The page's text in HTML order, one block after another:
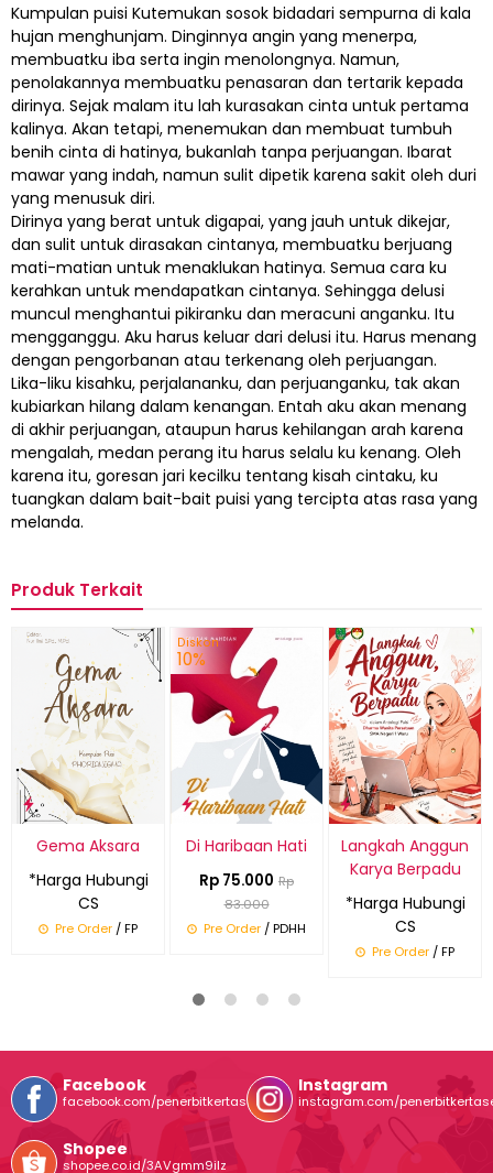
Kumpulan puisi Kutemukan sosok bidadari sempurna di kala
hujan menghunjam. Dinginnya angin yang menerpa,
membuatku iba serta ingin menolongnya. Namun,
penolakannya membuatku penasaran dan tertarik kepada
dirinya. Sejak malam itu lah kurasakan cinta untuk pertama
kalinya. Akan tetapi, menemukan dan membuat tumbuh
benih cinta di hatinya, bukanlah tanpa perjuangan. Ibarat
mawar yang indah, namun sulit dipetik karena sakit oleh duri
yang menusuk diri.
Dirinya yang berat untuk digapai, yang jauh untuk dikejar,
dan sulit untuk dirasakan cintanya, membuatku berjuang
mati-matian untuk menaklukan hatinya. Semua cara ku
kerahkan untuk mendapatkan cintanya. Sehingga delusi
muncul menghantui pikiranku dan meracuni anganku. Itu
mengganggu. Aku harus keluar dari delusi itu. Harus menang
dengan pengorbanan atau terkenang oleh perjuangan.
Lika-liku kisahku, perjalananku, dan perjuanganku, tak akan
kubiarkan hilang dalam kenangan. Entah aku akan menang
di akhir perjuangan, ataupun harus kehilangan arah karena
mengalah, medan perang itu harus selalu ku kenang. Oleh
karena itu, goresan jari kecilku tentang kisah cintaku, ku
tuangkan dalam bait-bait puisi yang tercipta atas rasa yang
melanda.
Produk Terkait
Gema Aksara
*Harga Hubungi
CS
Pre Order / FP
Diskon
10%
Di Haribaan Hati
Rp 75.000 Rp
83.000
Pre Order / PDHH
Langkah Anggun
Karya Berpadu
*Harga Hubungi
CS
Pre Order / FP
Facebook
facebook.com/penerbitkertasentuh
Instagram
instagram.com/
Shopee
shopee.co.id/3AVgmm9ilz